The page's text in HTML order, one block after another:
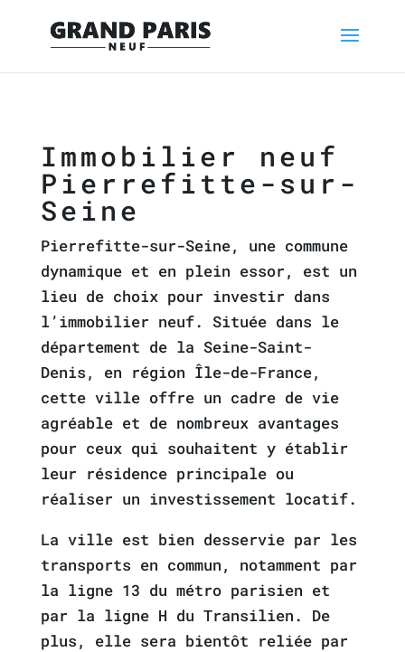
Immobilier neuf
Pierrefitte-sur-
Seine
Pierrefitte-sur-Seine, une commune
dynamique et en plein essor, est un
lieu de choix pour investir dans
l’immobilier neuf. Située dans le
département de la Seine-Saint-
Denis, en région Île-de-France,
cette ville offre un cadre de vie
agréable et de nombreux avantages
pour ceux qui souhaitent y établir
leur résidence principale ou
réaliser un investissement locatif.
La ville est bien desservie par les
transports en commun, notamment par
la ligne 13 du métro parisien et
par la ligne H du Transilien. De
plus, elle sera bientôt reliée par